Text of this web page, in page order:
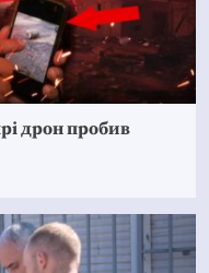
дрон пробив